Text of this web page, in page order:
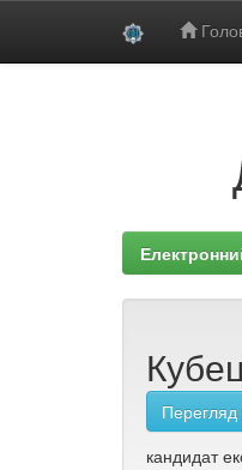
Перегляд
кандидат